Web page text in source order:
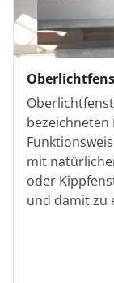
bezeichneten
mit
oder
und damit zu